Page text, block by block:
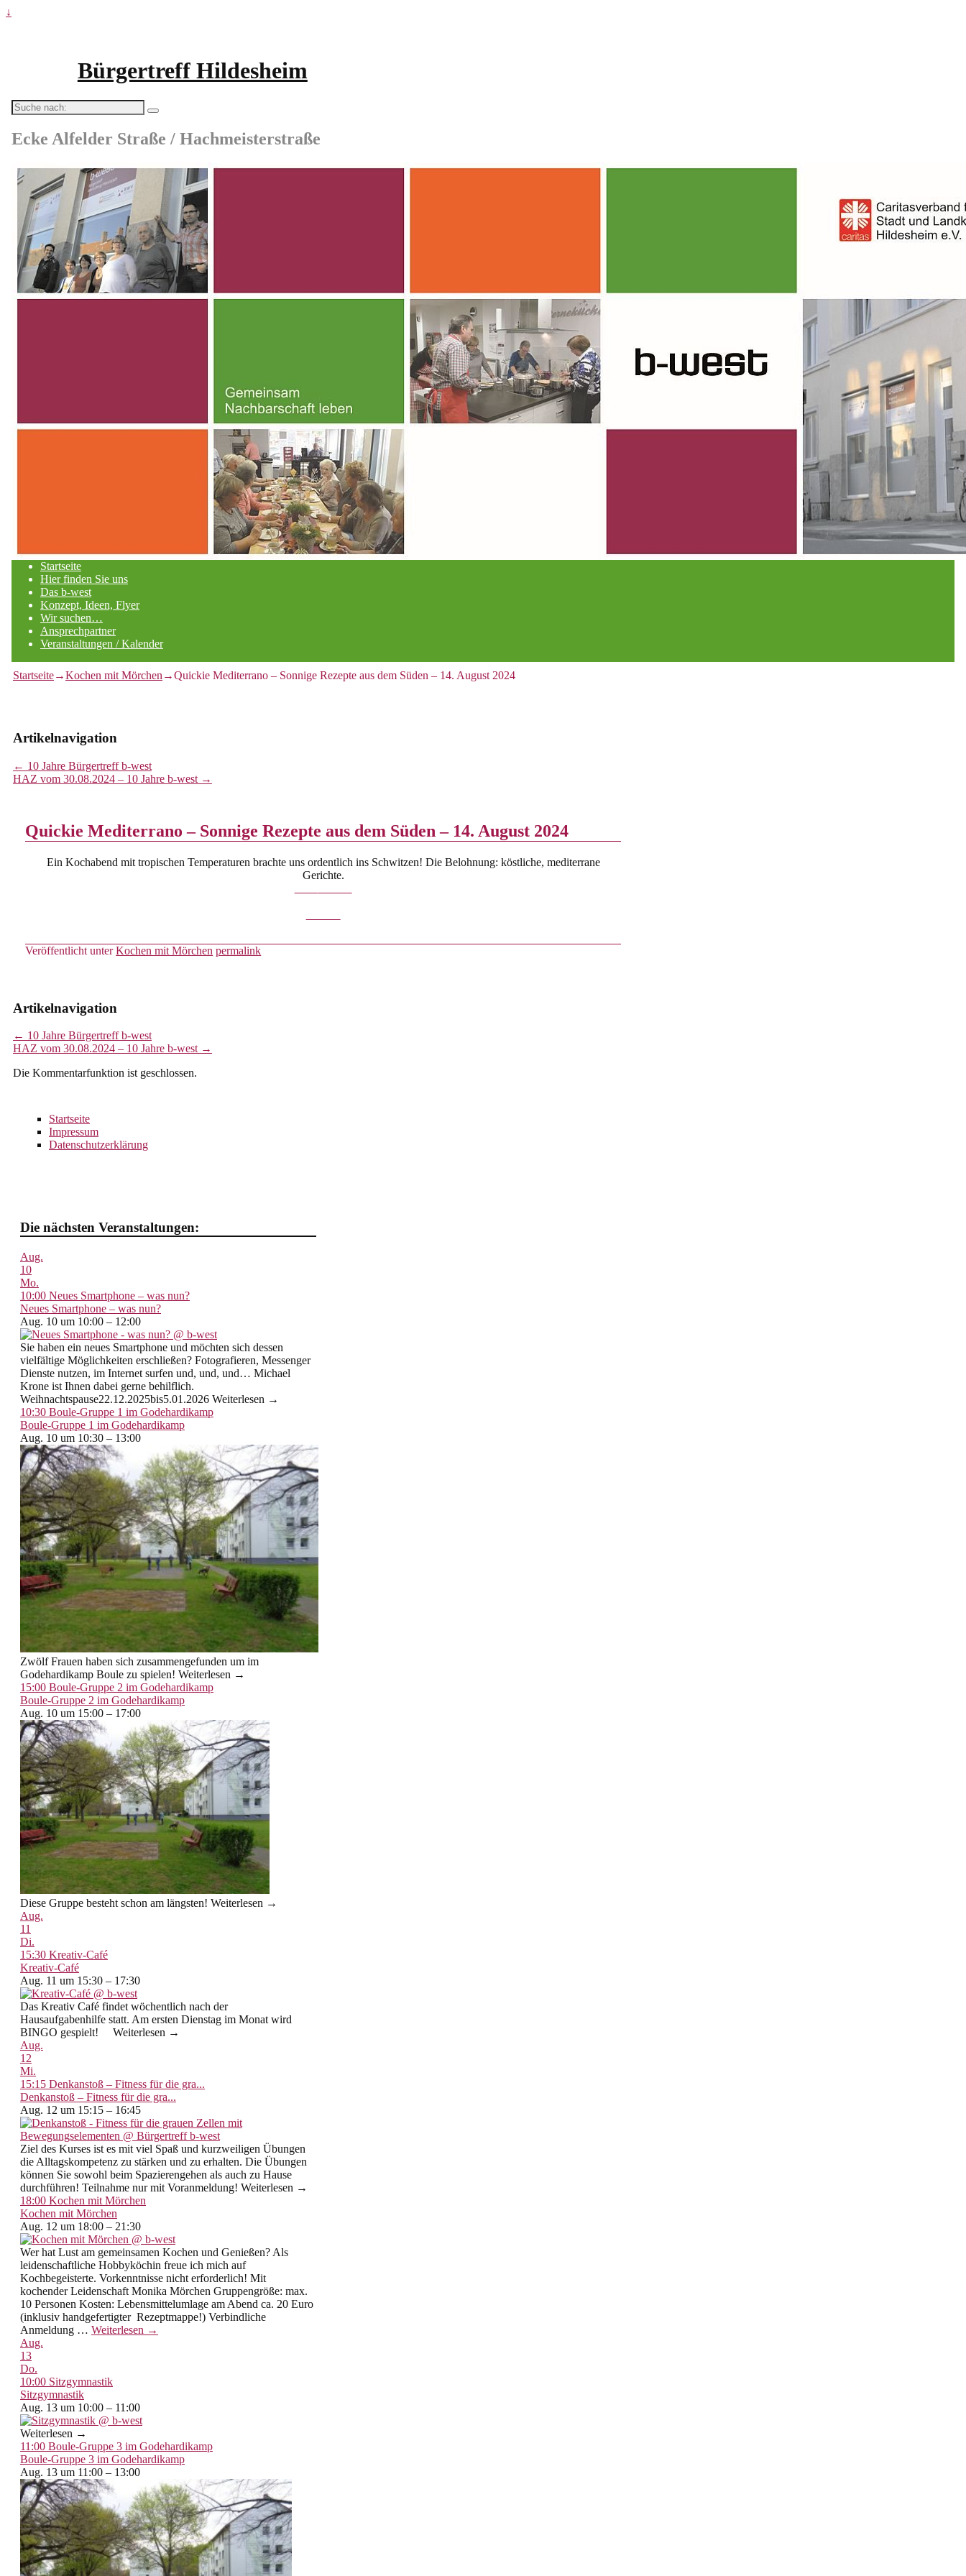
↓
Bürgertreff Hildesheim
Suche
nach:
Ecke Alfelder Straße / Hachmeisterstraße
Startseite
Hier finden Sie uns
Das b-west
Konzept, Ideen, Flyer
Wir suchen…
Ansprechpartner
Veranstaltungen / Kalender
Startseite→Kochen mit Mörchen→Quickie Mediterrano – Sonnige Rezepte aus dem Süden – 14. August 2024
Artikelnavigation
← 10 Jahre Bürgertreff b-west
HAZ vom 30.08.2024 – 10 Jahre b-west →
Quickie Mediterrano – Sonnige Rezepte aus dem Süden – 14. August 2024
Ein Kochabend mit tropischen Temperaturen brachte uns ordentlich ins Schwitzen! Die Belohnung: köstliche, mediterrane
Gerichte.
Veröffentlicht unter Kochen mit Mörchen permalink
Artikelnavigation
← 10 Jahre Bürgertreff b-west
HAZ vom 30.08.2024 – 10 Jahre b-west →
Die Kommentarfunktion ist geschlossen.
Startseite
Impressum
Datenschutzerklärung
Die nächsten Veranstaltungen:
Aug.
10
Mo.
10:00 Neues Smartphone – was nun?
Neues Smartphone – was nun?
Aug. 10 um 10:00 – 12:00
Sie haben ein neues Smartphone und möchten sich dessen
vielfältige Möglichkeiten erschließen? Fotografieren, Messenger
Dienste nutzen, im Internet surfen und, und, und… Michael
Krone ist Ihnen dabei gerne behilflich.
Weihnachtspause22.12.2025bis5.01.2026 Weiterlesen →
10:30 Boule-Gruppe 1 im Godehardikamp
Boule-Gruppe 1 im Godehardikamp
Aug. 10 um 10:30 – 13:00
Zwölf Frauen haben sich zusammengefunden um im
Godehardikamp Boule zu spielen! Weiterlesen →
15:00 Boule-Gruppe 2 im Godehardikamp
Boule-Gruppe 2 im Godehardikamp
Aug. 10 um 15:00 – 17:00
Diese Gruppe besteht schon am längsten! Weiterlesen →
Aug.
11
Di.
15:30 Kreativ-Café
Kreativ-Café
Aug. 11 um 15:30 – 17:30
Das Kreativ Café findet wöchentlich nach der
Hausaufgabenhilfe statt. Am ersten Dienstag im Monat wird
BINGO gespielt! Weiterlesen →
Aug.
12
Mi.
15:15 Denkanstoß – Fitness für die gra...
Denkanstoß – Fitness für die gra...
Aug. 12 um 15:15 – 16:45
Ziel des Kurses ist es mit viel Spaß und kurzweiligen Übungen
die Alltagskompetenz zu stärken und zu erhalten. Die Übungen
können Sie sowohl beim Spazierengehen als auch zu Hause
durchführen! Teilnahme nur mit Voranmeldung! Weiterlesen →
18:00 Kochen mit Mörchen
Kochen mit Mörchen
Aug. 12 um 18:00 – 21:30
Wer hat Lust am gemeinsamen Kochen und Genießen? Als
leidenschaftliche Hobbyköchin freue ich mich auf
Kochbegeisterte. Vorkenntnisse nicht erforderlich! Mit
kochender Leidenschaft Monika Mörchen Gruppengröße: max.
10 Personen Kosten: Lebensmittelumlage am Abend ca. 20 Euro
(inklusiv handgefertigter Rezeptmappe!) Verbindliche
Anmeldung … Weiterlesen →
Aug.
13
Do.
10:00 Sitzgymnastik
Sitzgymnastik
Aug. 13 um 10:00 – 11:00
Weiterlesen →
11:00 Boule-Gruppe 3 im Godehardikamp
Boule-Gruppe 3 im Godehardikamp
Aug. 13 um 11:00 – 13:00